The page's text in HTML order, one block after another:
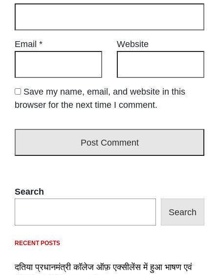
Email * Website
Save my name, email, and website in this
browser for the next time I comment.
Search
Search
RECENT POSTS
दतिया प्रधानमंत्री कॉलेज ऑफ़ एक्सीलेंस में हुआ भाषण एवं